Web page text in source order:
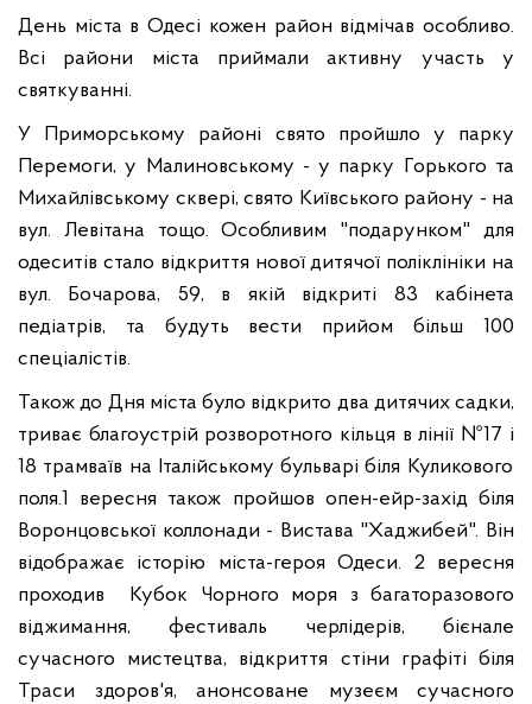
День міста в Одесі кожен район відмічав особливо.
Всі райони міста приймали активну участь у
святкуванні.
У Приморському районі свято пройшло у парку
Перемоги, у Малиновському - у парку Горького та
Михайлівському сквері, свято Київського району - на
вул. Левітана тощо. Особливим "подарунком" для
одеситів стало відкриття нової дитячої поліклініки на
вул. Бочарова, 59, в якій відкриті 83 кабінета
педіатрів, та будуть вести прийом більш 100
спеціалістів.
Також до Дня міста було відкрито два дитячих садки,
триває благоустрій розворотного кільця в лінії №17 і
18 трамваїв на Італійському бульварі біля Куликового
поля.1 вересня також пройшов опен-ейр-захід біля
Воронцовської коллонади - Вистава "Хаджибей". Він
відображає історію міста-героя Одеси. 2 вересня
проходив
Кубок Чорного моря з багаторазового
віджимання, фестиваль черлідерів, бієнале
сучасного мистецтва, відкриття стіни графіті біля
Траси здоров'я, анонсоване музеєм сучасного